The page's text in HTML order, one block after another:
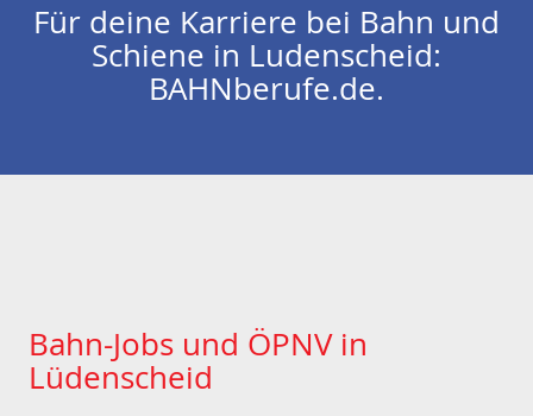
Für deine Karriere bei Bahn und
Schiene in Ludenscheid:
BAHNberufe.de.
Bahn-Jobs und ÖPNV in
Lüdenscheid